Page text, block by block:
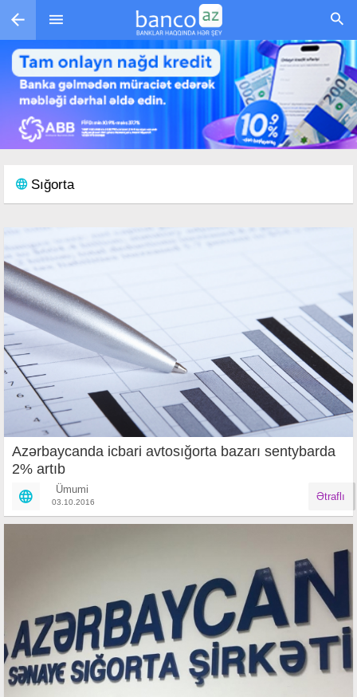
Skip to main content
Sığorta
Azərbaycanda icbari avtosığorta bazarı sentybarda
2% artıb
Ümumi
03.10.2016 Ətraflı